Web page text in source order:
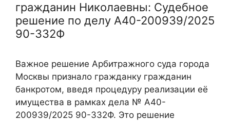
гражданин Николаевны: Судебное
решение по делу А40-200939/2025
90-332Ф
Важное решение Арбитражного суда города
Москвы признало гражданку гражданин
банкротом, введя процедуру реализации её
имущества в рамках дела № А40-
200939/2025 90-332Ф. Это решение